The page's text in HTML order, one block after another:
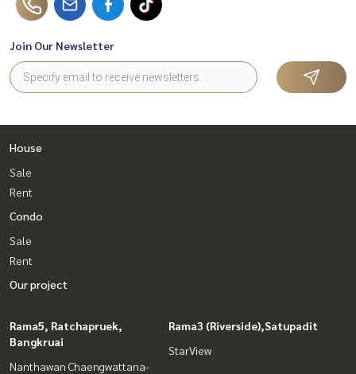
Join Our Newsletter
House
Sale
Rent
Condo
Sale
Rent
Our project
Rama5, Ratchapruek,
Bangkruai
Nanthawan Chaengwattana-
Rama3 (Riverside),Satupadit
StarView